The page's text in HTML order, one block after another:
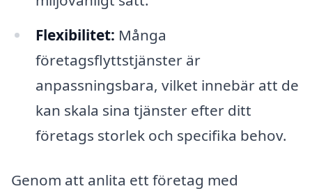
Flexibilitet: Många
företagsflyttstjänster är
anpassningsbara, vilket innebär att de
kan skala sina tjänster efter ditt
företags storlek och specifika behov.
Genom att anlita ett företag med